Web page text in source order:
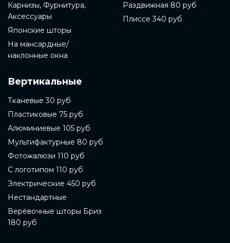
Карнизы, Фурнитура,
Аксессуары
Японские шторы
На мансардные/
наклонные окна
Вертикальные
Тканевые 30 руб
Пластиковые 75 руб
Алюминиевые 105 руб
Мультифактурные 80 руб
Фотожалюзи 110 руб
С логотипом 110 руб
Электрические 450 руб
Нестандартные
Верёвочные шторы Бриз
180 руб
Раздвижная 80 руб
Плиссе 340 руб